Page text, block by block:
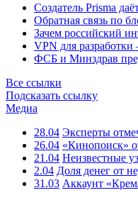
Создатель Prisma
Обратная связь по
Зачем российский
VPN для
ФСБ и Минздрав
Все ссылки
Подсказать ссылку
Медиа
28.04 Эксперты
26.04 «Кинопоиск»
21.04 Неизвестные
2.04 Доля денег от
31.03 Аккаунт